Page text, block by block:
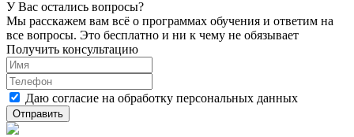
У Вас остались вопросы?
Мы расскажем вам всё о программах обучения и ответим на
все вопросы. Это бесплатно и ни к чему не обязывает
Получить консультацию
Даю согласие на обработку персональных данных